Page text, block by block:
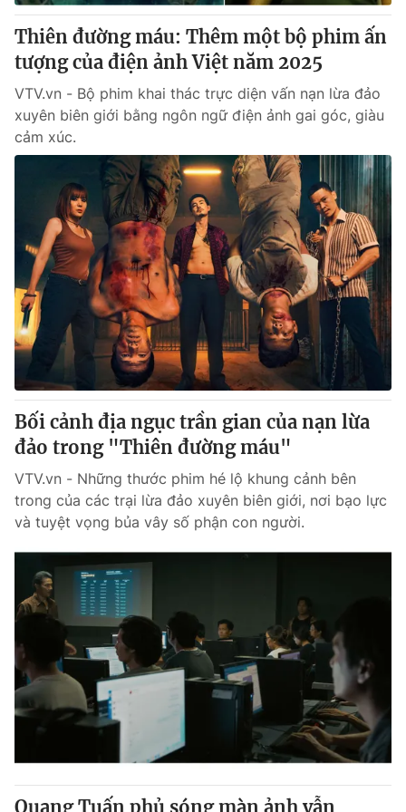
® Cấm sao chép dưới mọi hình thức nếu không có sự chấp
thuận bằng văn bản. Ghi rõ nguồn VTV.vn khi phát hành lại
thông tin từ website này.
Thiên đường máu: Thêm một bộ phim ấn
tượng của điện ảnh Việt năm 2025
VTV.vn - Bộ phim khai thác trực diện vấn nạn lừa đảo
xuyên biên giới bằng ngôn ngữ điện ảnh gai góc, giàu
cảm xúc.
Bối cảnh địa ngục trần gian của nạn lừa
đảo trong "Thiên đường máu"
VTV.vn - Những thước phim hé lộ khung cảnh bên
trong của các trại lừa đảo xuyên biên giới, nơi bạo lực
và tuyệt vọng bủa vây số phận con người.
Quang Tuấn phủ sóng màn ảnh vẫn